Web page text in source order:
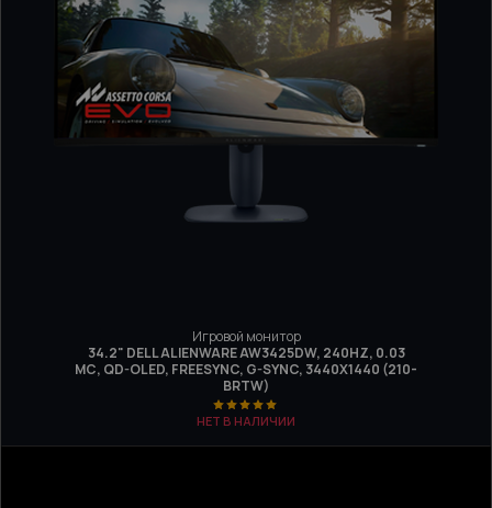
Игровой монитор
34.2" DELL ALIENWARE AW3425DW, 240HZ, 0.03
МС, QD-OLED, FREESYNC, G-SYNC, 3440X1440 (210-
BRTW)
НЕТ В НАЛИЧИИ